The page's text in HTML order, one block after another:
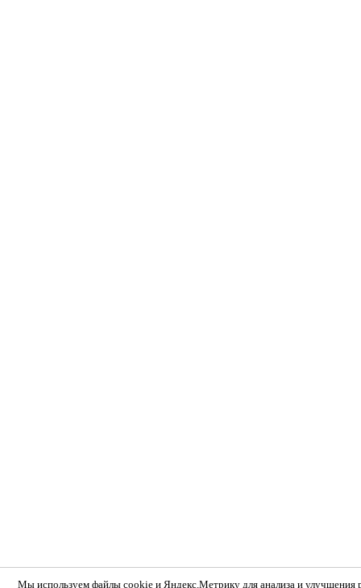
Мы используем файлы cookie и Яндекс.Метрику для анализа и улучшения